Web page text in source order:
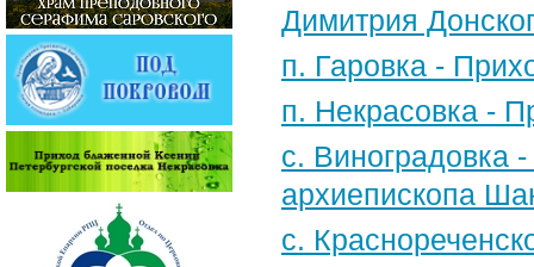
Димитрия
п. Гаровка -
п. Некрасовка -
с. Виноградовка
архиепископа
с.